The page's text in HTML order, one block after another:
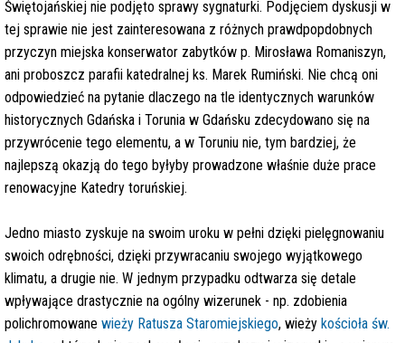
Świętojańskiej nie podjęto sprawy sygnaturki. Podjęciem dyskusji w
tej sprawie nie jest zainteresowana z różnych prawdpopdobnych
przyczyn miejska konserwator zabytków p. Mirosława Romaniszyn,
ani proboszcz parafii katedralnej ks. Marek Rumiński. Nie chcą oni
odpowiedzieć na pytanie dlaczego na tle identycznych warunków
historycznych Gdańska i Torunia w Gdańsku zdecydowano się na
przywrócenie tego elementu, a w Toruniu nie, tym bardziej, że
najlepszą okazją do tego byłyby prowadzone właśnie duże prace
renowacyjne Katedry toruńskiej.
Jedno miasto zyskuje na swoim uroku w pełni dzięki pielęgnowaniu
swoich odrębności, dzięki przywracaniu swojego wyjątkowego
klimatu, a drugie nie. W jednym przypadku odtwarza się detale
wpływające drastycznie na ogólny wizerunek - np. zdobienia
polichromowane wieży Ratusza Staromiejskiego, wieży kościoła św.